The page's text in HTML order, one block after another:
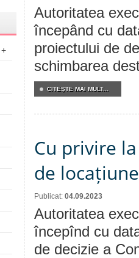
+
Autoritatea
începând cu
proiectului de
schimbarea
CITEŞTE MAI MULT...
Cu privire
de
Publicat: 04.09.2023
Autoritatea
începînd cu
de decizie a